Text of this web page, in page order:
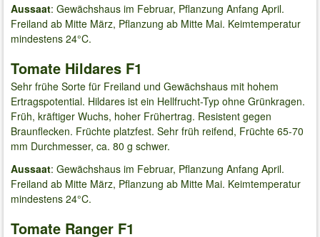
Aussaat: Gewächshaus im Februar, Pflanzung Anfang April.
Freiland ab Mitte März, Pflanzung ab Mitte Mai. Keimtemperatur
mindestens 24°C.
Tomate Hildares F1
Sehr frühe Sorte für Freiland und Gewächshaus mit hohem
Ertragspotential. Hildares ist ein Hellfrucht-Typ ohne Grünkragen.
Früh, kräftiger Wuchs, hoher Frühertrag. Resistent gegen
Braunflecken. Früchte platzfest. Sehr früh reifend, Früchte 65-70
mm Durchmesser, ca. 80 g schwer.
Aussaat: Gewächshaus im Februar, Pflanzung Anfang April.
Freiland ab Mitte März, Pflanzung ab Mitte Mai. Keimtemperatur
mindestens 24°C.
Tomate Ranger F1